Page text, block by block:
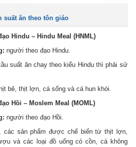
suất ăn theo tôn giáo
Hindu – Hindu Meal (HNML)
người theo đạo Hindu.
suất ăn chay theo kiểu Hindu thì phải sử
bê, thịt lợn, cá sống và cá hun khói.
Hồi – Moslem Meal (MOML)
người theo đạo Hồi.
các sản phẩm được chế biến từ thịt lợn,
và các loại đồ uống có cồn, cá không